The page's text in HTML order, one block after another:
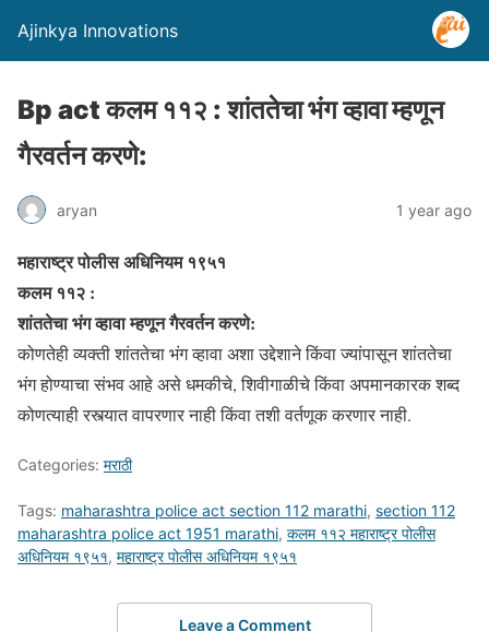
Ajinkya Innovations
Bp act कलम ११२ : शांततेचा भंग व्हावा म्हणून
गैरवर्तन करणे:
aryan 1 year ago
महाराष्ट्र पोलीस अधिनियम १९५१
कलम ११२ :
शांततेचा भंग व्हावा म्हणून गैरवर्तन करणे:
कोणतेही व्यक्ती शांततेचा भंग व्हावा अशा उद्देशाने किंवा ज्यांपासून शांततेचा
भंग होण्याचा संभव आहे असे धमकीचे, शिवीगाळीचे किंवा अपमानकारक शब्द
कोणत्याही रस्त्यात वापरणार नाही किंवा तशी वर्तणूक करणार नाही.
Categories: मराठी
Tags: maharashtra police act section 112 marathi, section 112
maharashtra police act 1951 marathi, कलम ११२ महाराष्ट्र पोलीस
अधिनियम १९५१, महाराष्ट्र पोलीस अधिनियम १९५१
Leave a Comment